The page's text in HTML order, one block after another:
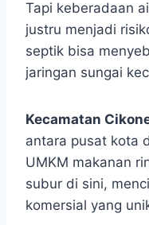
Tapi keberadaan
justru menjadi
septik bisa
jaringan sungai
Kecamatan
antara pusat kota
UMKM makanan
subur di sini,
komersial yang